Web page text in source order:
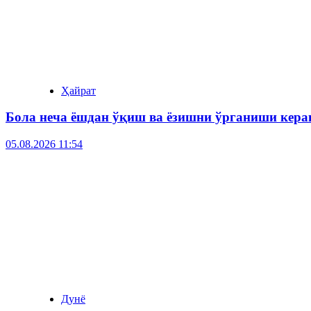
Ҳайрат
Бола неча ёшдан ўқиш ва ёзишни ўрганиши
05.08.2026 11:54
Дунё